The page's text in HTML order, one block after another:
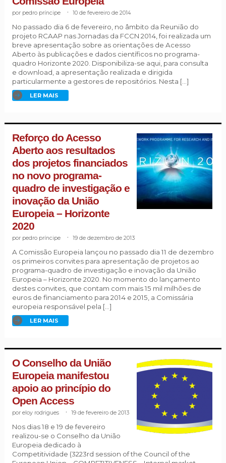
pedro príncipe. 10 de fevereiro de 2014
No passado dia 6 de fevereiro, no âmbito da Reunião do
projeto RCAAP nas Jornadas da FCCN 2014, foi realizada um
breve apresentação sobre as orientações de Acesso
Aberto às publicações e dados científicos no programa-
quadro Horizonte 2020. Disponibiliza-se aqui, para consulta
e download, a apresentação realizada e dirigida
particularmente a gestores de repositórios. Nesta […]
LER MAIS
Reforço do Acesso
Aberto aos resultados
dos projetos financiados
no novo programa-
quadro de investigação e
inovação da União
Europeia – Horizonte
2020
pedro príncipe. 19 de dezembro de 2013
A Comissão Europeia lançou no passado dia 11 de dezembro
os primeiros convites para apresentação de projetos ao
programa-quadro de investigação e inovação da União
Europeia – Horizonte 2020. No momento do lançamento
destes convites, que contam com mais 15 mil milhões de
euros de financiamento para 2014 e 2015, a Comissária
europeia responsável pela […]
LER MAIS
O Conselho da União
Europeia manifestou
apoio ao princípio do
Open Access
eloy rodrigues. 19 de fevereiro de 2013
Nos dias 18 e 19 de fevereiro
realizou-se o Conselho da União
Europeia dedicado à
Competitividade (3223rd session of the Council of the